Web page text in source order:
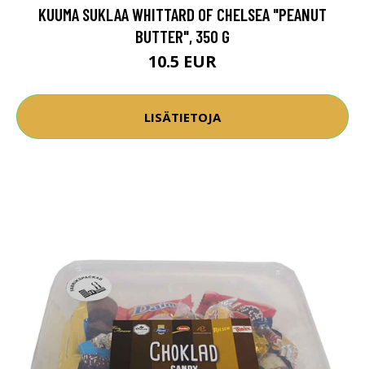
KUUMA SUKLAA WHITTARD OF CHELSEA "PEANUT
BUTTER", 350 G
10.5 EUR
LISÄTIETOJA